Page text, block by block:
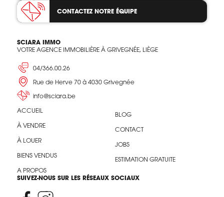
CONTACTEZ NOTRE ÉQUIPE
SCIARA IMMO
VOTRE AGENCE IMMOBILIÈRE À GRIVEGNÉE, LIÈGE
04/366.00.26
Rue de Herve 70 à 4030 Grivegnée
info@sciara.be
ACCUEIL
À VENDRE
À LOUER
BIENS VENDUS
A PROPOS
BLOG
CONTACT
JOBS
ESTIMATION GRATUITE
SUIVEZ-NOUS SUR LES RÉSEAUX SOCIAUX